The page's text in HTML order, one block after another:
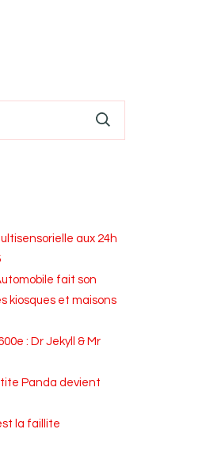
aux 24h
fait son
kiosques et maisons
: Dr Jekyll & Mr
Panda devient
la faillite